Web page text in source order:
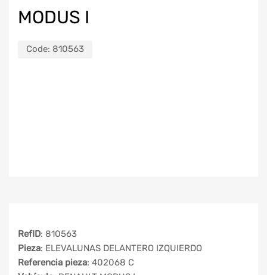
MODUS I
Code: 810563
RefID: 810563
Pieza: ELEVALUNAS DELANTERO IZQUIERDO
Referencia pieza: 402068 C